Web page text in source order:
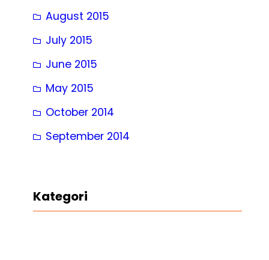
August 2015
July 2015
June 2015
May 2015
October 2014
September 2014
Kategori